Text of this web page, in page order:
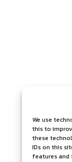
We use
this to
these
IDs on this
features and